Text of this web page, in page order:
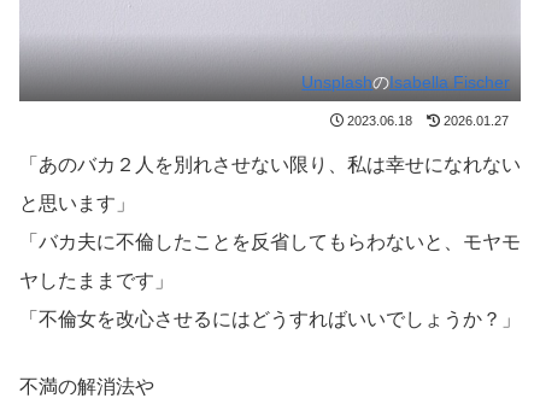
UnsplashのIsabella Fischer
2023.06.18 2026.01.27
「あのバカ２人を別れさせない限り、私は幸せになれない
と思います」
「バカ夫に不倫したことを反省してもらわないと、モヤモ
ヤしたままです」
「不倫女を改心させるにはどうすればいいでしょうか？」
不満の解消法や